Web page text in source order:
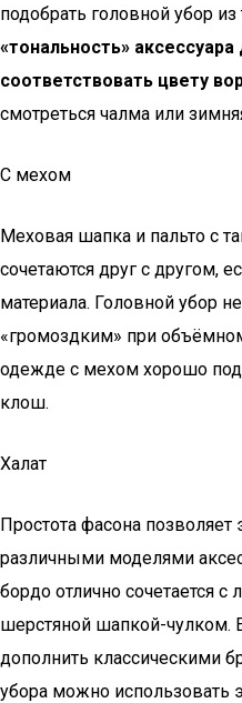
подобрать головной убор
«тональность»
соответствовать цвету
смотреться чалма или
С мехом
Меховая шапка и пальто с
сочетаются друг с другом,
материала. Головной убор
«громоздким» при
одежде с мехом хорошо
клош.
Халат
Простота фасона позволяет
различными моделями
бордо отлично сочетается
шерстяной шапкой-чулком.
дополнить классическими
убора можно использовать